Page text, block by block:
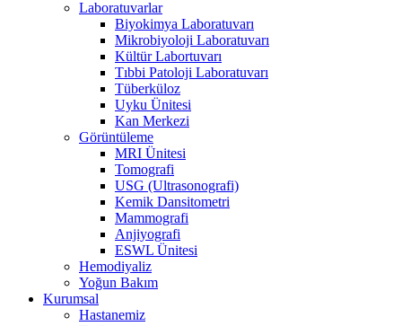
Laboratuvarlar
Biyokimya Laboratuvarı
Mikrobiyoloji Laboratuvarı
Kültür Labortuvarı
Tıbbi Patoloji Laboratuvarı
Tüberküloz
Uyku Ünitesi
Kan Merkezi
Görüntüleme
MRI Ünitesi
Tomografi
USG (Ultrasonografi)
Kemik Dansitometri
Mammografi
Anjiyografi
ESWL Ünitesi
Hemodiyaliz
Yoğun Bakım
Kurumsal
Hastanemiz